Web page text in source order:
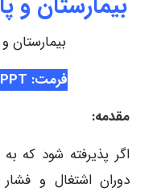
بیمارستان
فرمت: PPT
مقدمه:
اگر پذیرفته شود که
دوران اشتغال و